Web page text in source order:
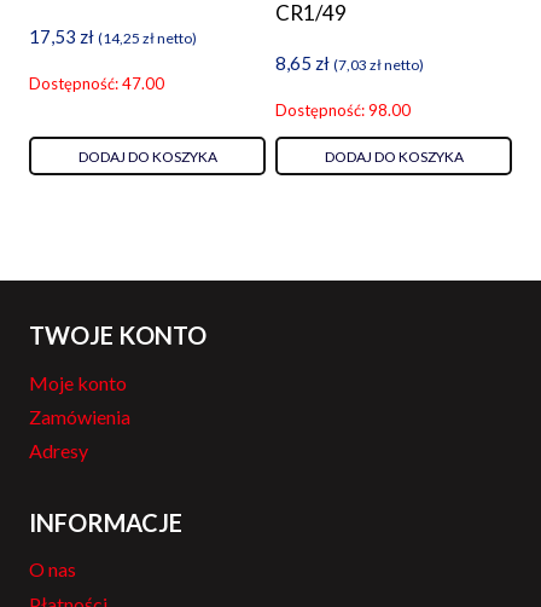
17,53 zł (14,25 złnetto)
Dostępność: 47.00
DODAJ DO KOSZYKA
CR1/49
8,65 zł (7,03 złnetto)
Dostępność: 98.00
DODAJ DO KOSZYKA
TWOJE KONTO
Moje konto
Zamówienia
Adresy
INFORMACJE
O nas